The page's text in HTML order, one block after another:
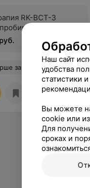
RK-BCT-3
вечером спокойно смогла выйти в люди, а на утро не осталось и следа от инъекций. Через неделю уже заметила результат от плазмолифтинга -
Отзывы36
Наш сайт
удобства
статистики
Вы можете
cookie или
Для
сроках и